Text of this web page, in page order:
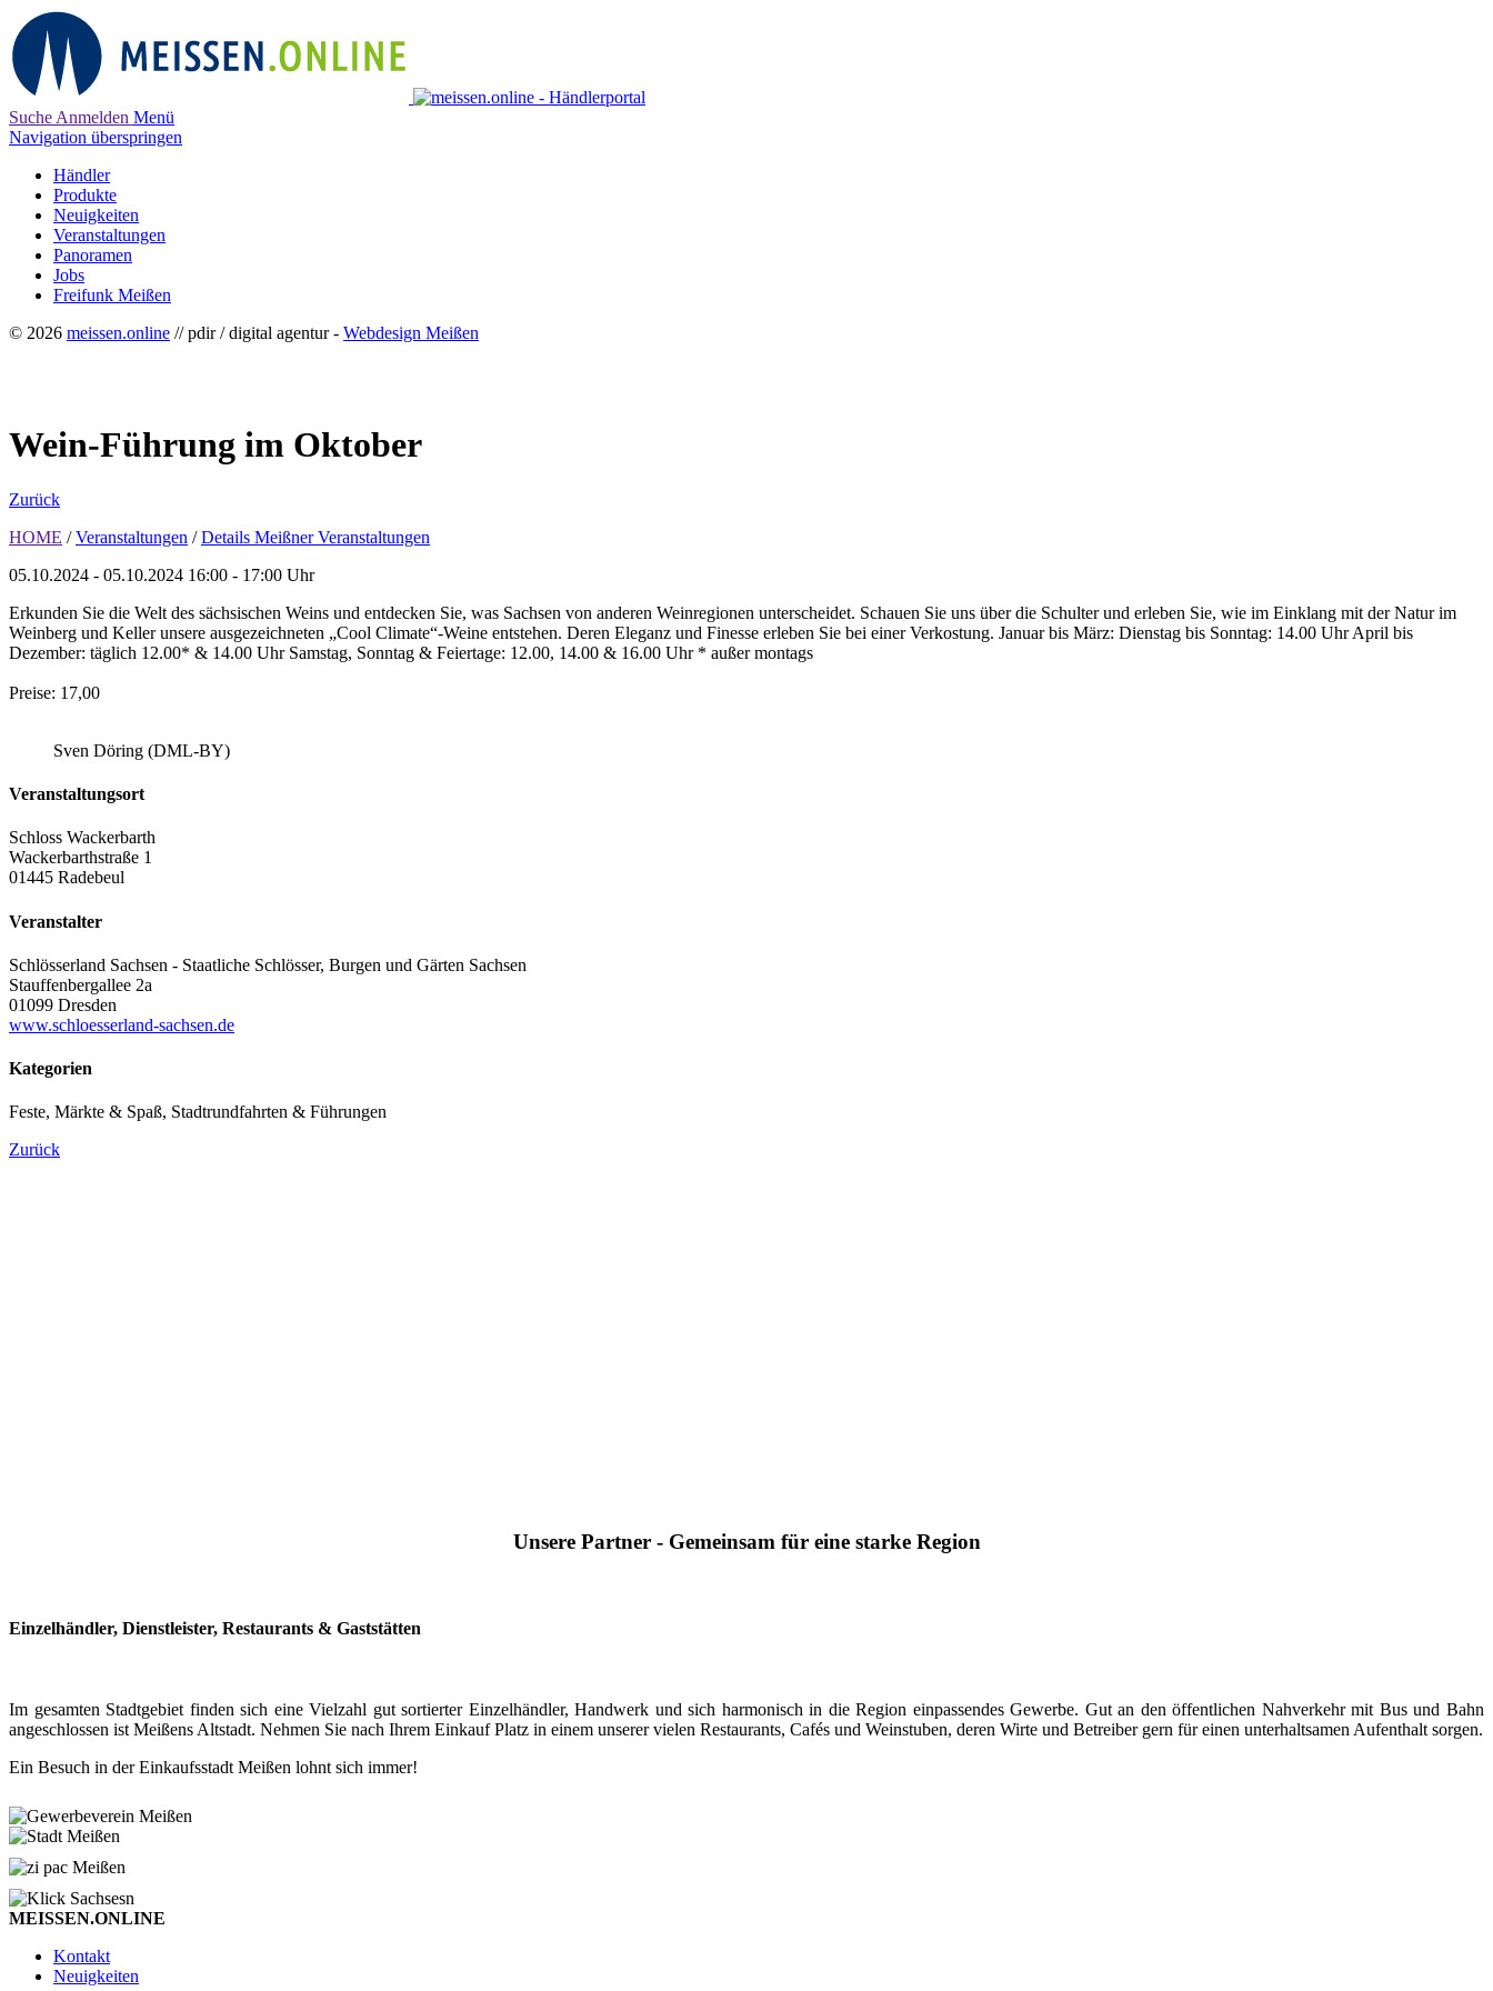
Suche Anmelden Menü
Navigation überspringen
Händler
Produkte
Neuigkeiten
Veranstaltungen
Panoramen
Jobs
Freifunk Meißen
© 2026 meissen.online // pdir / digital agentur - Webdesign Meißen
Wein-Führung im Oktober
Zurück
HOME / Veranstaltungen / Details Meißner Veranstaltungen
05.10.2024 - 05.10.2024 16:00 - 17:00 Uhr
Erkunden Sie die Welt des sächsischen Weins und entdecken Sie, was Sachsen von anderen Weinregionen unterscheidet. Schauen Sie uns über die Schulter und erleben Sie, wie im Einklang mit der Natur im
Weinberg und Keller unsere ausgezeichneten „Cool Climate“-Weine entstehen. Deren Eleganz und Finesse erleben Sie bei einer Verkostung. Januar bis März: Dienstag bis Sonntag: 14.00 Uhr April bis
Dezember: täglich 12.00* & 14.00 Uhr Samstag, Sonntag & Feiertage: 12.00, 14.00 & 16.00 Uhr * außer montags
Preise: 17,00
Sven Döring (DML-BY)
Veranstaltungsort
Schloss Wackerbarth
Wackerbarthstraße 1
01445 Radebeul
Veranstalter
Schlösserland Sachsen - Staatliche Schlösser, Burgen und Gärten Sachsen
Stauffenbergallee 2a
01099 Dresden
www.schloesserland-sachsen.de
Kategorien
Feste, Märkte & Spaß, Stadtrundfahrten & Führungen
Zurück
Unsere Partner - Gemeinsam für eine starke Region
Einzelhändler, Dienstleister, Restaurants & Gaststätten
Im gesamten Stadtgebiet finden sich eine Vielzahl gut sortierter Einzelhändler, Handwerk und sich harmonisch in die Region einpassendes Gewerbe. Gut an den öffentlichen Nahverkehr mit Bus und Bahn
angeschlossen ist Meißens Altstadt. Nehmen Sie nach Ihrem Einkauf Platz in einem unserer vielen Restaurants, Cafés und Weinstuben, deren Wirte und Betreiber gern für einen unterhaltsamen Aufenthalt sorgen.
Ein Besuch in der Einkaufsstadt Meißen lohnt sich immer!
MEISSEN.ONLINE
Kontakt
Neuigkeiten